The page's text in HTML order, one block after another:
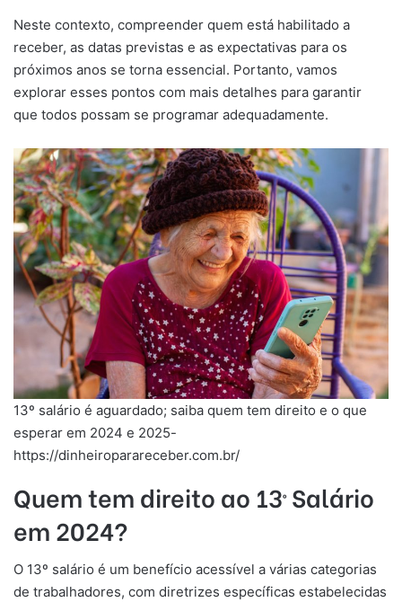
Neste contexto, compreender quem está habilitado a
receber, as datas previstas e as expectativas para os
próximos anos se torna essencial. Portanto, vamos
explorar esses pontos com mais detalhes para garantir
que todos possam se programar adequadamente.
13º salário é aguardado; saiba quem tem direito e o que
esperar em 2024 e 2025-
https://dinheiroparareceber.com.br/
Quem tem direito ao 13º Salário
em 2024?
O 13º salário é um benefício acessível a várias categorias
de trabalhadores, com diretrizes específicas estabelecidas